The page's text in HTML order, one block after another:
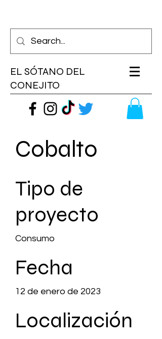
EL SÓTANO DEL
CONEJITO
Cobalto
Tipo de
proyecto
Consumo
Fecha
12 de enero de 2023
Localización